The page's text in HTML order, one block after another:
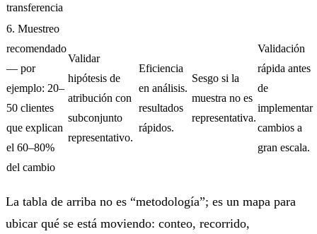
transferencia
6. Muestreo
recomendado
— por
ejemplo: 20–
50 clientes
que explican
el 60–80%
del cambio
Validar
hipótesis de
atribución con
subconjunto
representativo.
Eficiencia
en análisis.
resultados
rápidos.
Sesgo si la
muestra no es
representativa.
Validación
rápida antes
de
implementar
cambios a
gran escala.
La tabla de arriba no es “metodología”; es un mapa para
ubicar qué se está moviendo: conteo, recorrido,